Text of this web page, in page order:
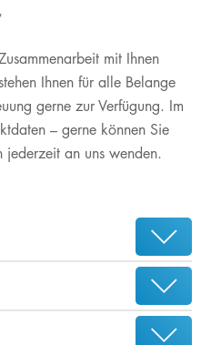
mit Ihnen
Ihnen für alle Belange
gerne zur Verfügung. Im
– gerne können Sie
jederzeit an uns wenden.